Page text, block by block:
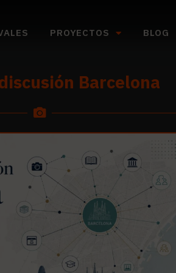
PROYECTOS BLOG
Barcelona